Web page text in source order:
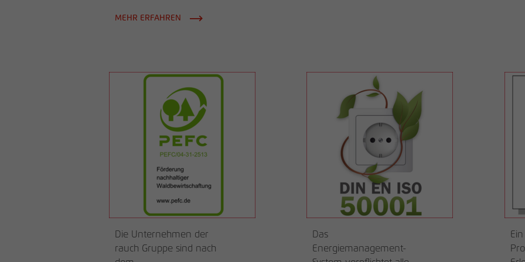
MEHR ERFAHREN
Die Unternehmen der
rauch Gruppe sind nach
Das
Energiemanagement-